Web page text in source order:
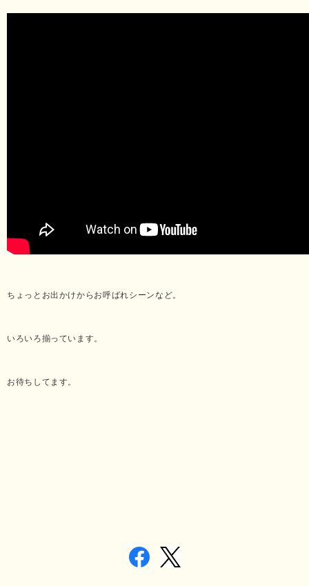
ちょっとお出かけからお呼ばれシーンなど。
いろいろ揃っています。
お待ちしてます。